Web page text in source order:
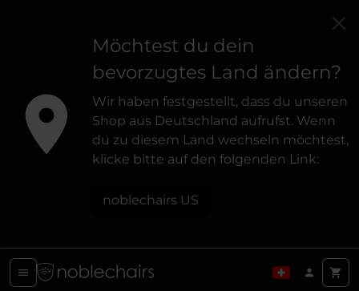
Möchtest du dein
bevorzugtes Land ändern?
Wir haben festgestellt, dass du unseren
Shop aus Deutschland aufrufst. Wenn
du zu diesem Land wechseln möchtest,
klicke bitte auf den folgenden Link:
noblechairs US